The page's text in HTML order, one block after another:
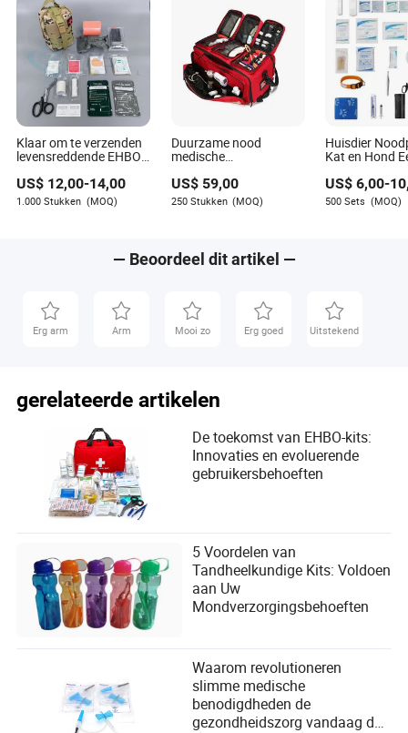
van gezondheidszorginnovaties. Zijn expertise helpt
lezers op de hoogte te blijven van de nieuwste
ontwikkelingen, waardoor complexe onderwerpen
toegankelijk worden voor een breed publiek.
Klaar om te verzenden
levensreddende EHBO-
fabrikant met ISO, CE,
FDA goedkeuring
US$ 12,00-14,00
1.000 Stukken (MOQ)
Duurzame nood
medische
eerste hulpverleners
EHBO-kit
US$ 59,00
250 Stukken (MOQ)
Huisdier
Kat en Hond
Huisdieren
US$6,00-
500 Sets (MOQ)
— Beoordeel dit artikel —
Erg arm Arm Mooi zo Erg goed Uitstekend
gerelateerde artikelen
De toekomst van EHBO-kits:
Innovaties en evoluerende
gebruikersbehoeften
5 Voordelen van
Tandheelkundige Kits: Voldoen
aan Uw
Mondverzorgingsbehoeften
Waarom revolutioneren
slimme medische
benodigdheden de
gezondheidszorg vandaag de